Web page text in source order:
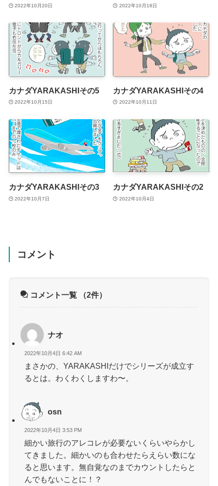
2022年10月20日 2022年10月18日
カナダYARAKASHIその5
2022年10月15日
カナダYARAKASHIその4
2022年10月11日
カナダYARAKASHIその3
2022年10月7日
カナダYARAKASHIその2
2022年10月4日
コメント
コメント一覧 （2件）
ナオ
2022年10月4日 6:42 AM
まさかの、YARAKASHIだけでシリーズが成立す
るとは。わくわくしますわ〜。
osn
2022年10月4日 3:53 PM
細かい旅行のアレコレが必要ないくらいやらかし
てきました。細かいのも合わせたらえらい数にな
ると思います。無自覚なのまでカウントしたらと
んでもないことに！？